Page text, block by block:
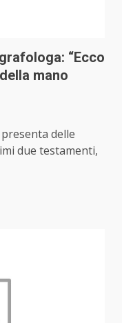
“Ecco
mano
delle
due testamenti,